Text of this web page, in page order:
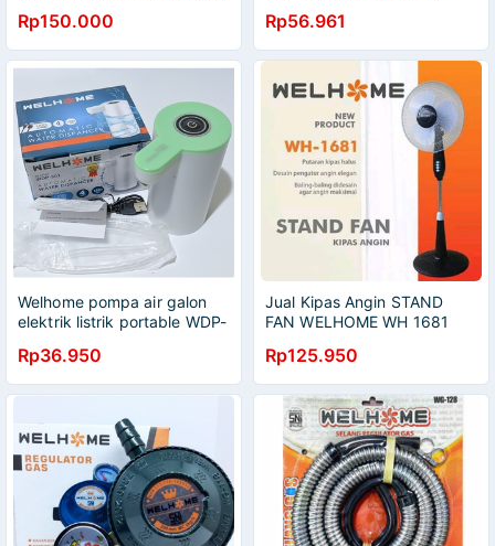
digunakan
Rp150.000 Rp56.961
Welhome pompa air galon
elektrik listrik portable WDP-
Rp36.950
Jual Kipas Angin STAND
FAN WELHOME WH 1681
Rp125.950